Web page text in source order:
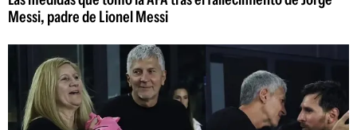
Messi, padre de Lionel Messi